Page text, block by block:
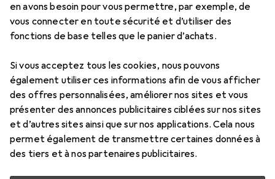
en avons besoin pour vous permettre, par exemple, de
vous connecter en toute sécurité et d’utiliser des
fonctions de base telles que le panier d’achats.
Si vous acceptez tous les cookies, nous pouvons
également utiliser ces informations afin de vous afficher
des offres personnalisées, améliorer nos sites et vous
présenter des annonces publicitaires ciblées sur nos sites
et d’autres sites ainsi que sur nos applications. Cela nous
permet également de transmettre certaines données à
des tiers et à nos partenaires publicitaires.